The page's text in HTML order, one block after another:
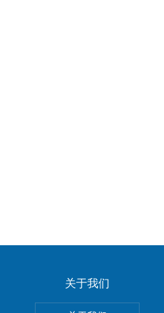
关于我们